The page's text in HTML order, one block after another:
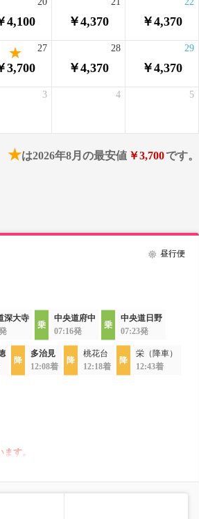
4,100 ￥4,370 ￥4,370
3,700
27
￥4,370
28
￥4,370
29
3 4 5
★は2026年8月の最安値 ￥3,700です。
昼行便
深大寺
中央道府中
07:16発
中央道日野
07:23発
多治見
12:08着
桃花台
12:18着
栄（降車）
12:43着
す。
けます。車両運用上2席ひとりじめシート
備が変更となる場合がございますので、